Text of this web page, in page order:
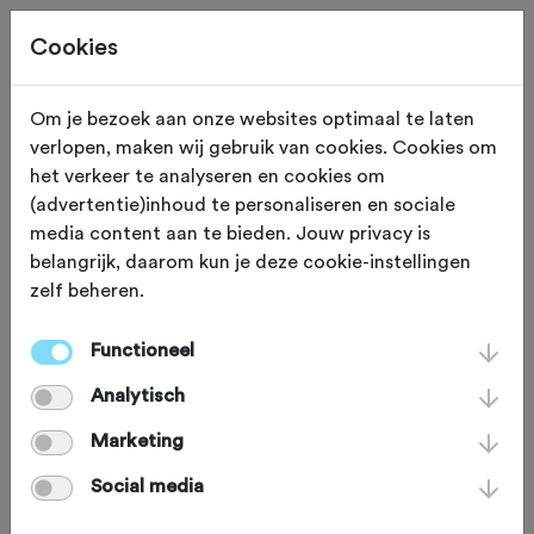
MATERIAAL Gewijzigd op 16 juli 2026
Eerste indruk
Specialized Tarmac
SL9: 18 seconden
sneller dan Pogi's fiets
op Alpe d'Huez
Cookies
Om je bezoek aan onze websites optimaal te laten
verlopen, maken wij gebruik van cookies. Cookies om
het verkeer te analyseren en cookies om
(advertentie)inhoud te personaliseren en sociale
media content aan te bieden. Jouw privacy is
belangrijk, daarom kun je deze cookie-instellingen
zelf beheren.
Functioneel
Analytisch
Marketing
Social media